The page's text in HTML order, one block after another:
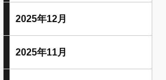
2025年12月
2025年11月